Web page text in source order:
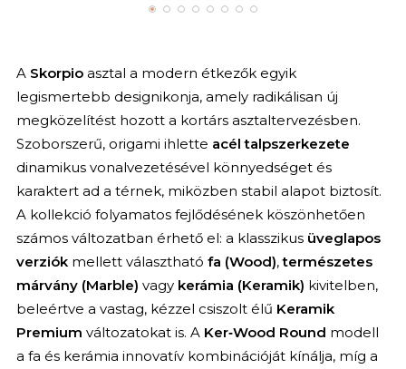
A Skorpioasztal a modern étkezők egyik
legismertebb designikonja, amely radikálisan új
megközelítést hozott a kortárs asztaltervezésben.
Szoborszerű, origami ihlette acél talpszerkezete
dinamikus vonalvezetésével könnyedséget és
karaktert ad a térnek, miközben stabil alapot biztosít.
A kollekció folyamatos fejlődésének köszönhetően
számos változatban érhető el: a klasszikus üveglapos
verziókmellett választható fa (Wood),természetes
márvány (Marble) vagy kerámia (Keramik) kivitelben,
beleértve a vastag, kézzel csiszolt élű Keramik
Premium változatokat is. A Ker‑Wood Round modell
a fa és kerámia innovatív kombinációját kínálja, míg a